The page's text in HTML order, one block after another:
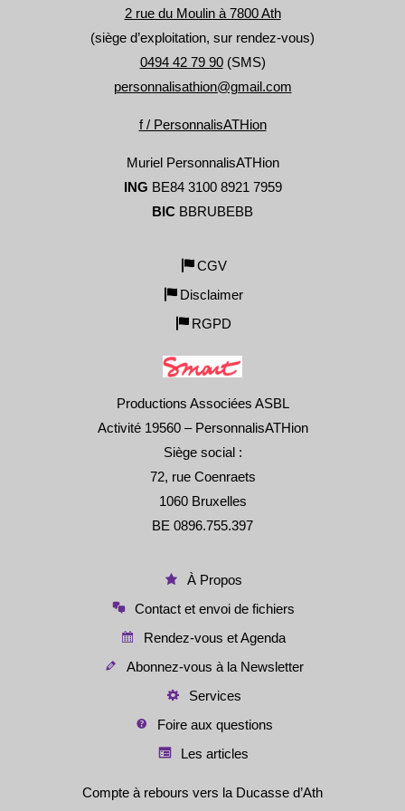
2 rue du Moulin à 7800 Ath
(siège d’exploitation, sur rendez-vous)
0494 42 79 90(SMS)
personnalisathion@gmail.com
f / PersonnalisATHion
Muriel PersonnalisATHion
ING BE84 3100 8921 7959
BIC BBRUBEBB
CGV
Disclaimer
RGPD
Productions Associées ASBL
Activité 19560 – PersonnalisATHion
Siège social :
72, rue Coenraets
1060 Bruxelles
BE 0896.755.397
À Propos
Contact et envoi de fichiers
Rendez-vous et Agenda
Abonnez-vous à la Newsletter
Services
Foire aux questions
Les articles
Compte à rebours vers la Ducasse d’Ath